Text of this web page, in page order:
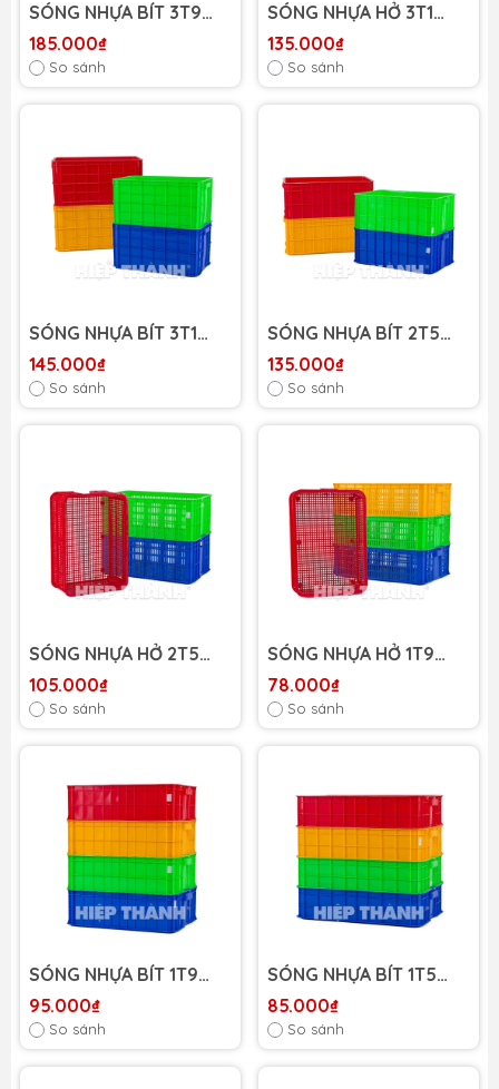
SÓNG NHỰA BÍT 3T9
HIỆP THÀNH
185.000₫
So sánh
SÓNG NHỰA HỞ 3T1
HIỆP THÀNH
135.000₫
So sánh
SÓNG NHỰA BÍT 3T1
HIỆP THÀNH
145.000₫
So sánh
SÓNG NHỰA BÍT 2T5
HIỆP THÀNH
135.000₫
So sánh
SÓNG NHỰA HỞ 2T5
HIỆP THÀNH
105.000₫
So sánh
SÓNG NHỰA HỞ 1T9
HIỆP THÀNH
78.000₫
So sánh
SÓNG NHỰA BÍT 1T9
HIỆP THÀNH
95.000₫
So sánh
SÓNG NHỰA BÍT 1T5
HIỆP THÀNH
85.000₫
So sánh